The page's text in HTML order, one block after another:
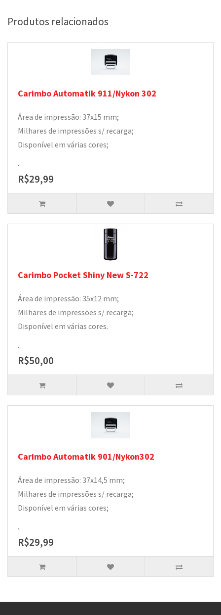
Produtos relacionados
Carimbo Automatik 911/Nykon 302
Área de impressão: 37x15 mm;
Milhares de impressões s/ recarga;
Disponível em várias cores;
..
R$29,99
Carimbo Pocket Shiny New S-722
Área de impressão: 35x12 mm;
Milhares de impressões s/ recarga;
Disponível em várias cores.
..
R$50,00
Carimbo Automatik 901/Nykon302
Área de impressão: 37x14,5 mm;
Milhares de impressões s/ recarga;
Disponível em várias cores;
..
R$29,99